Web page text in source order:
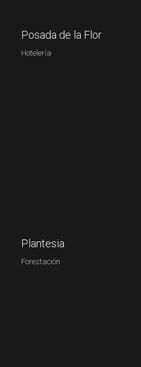
Posada de la Flor
Hotelería
Plantesia
Forestación